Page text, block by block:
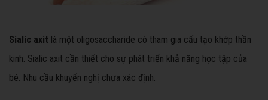
Sialic axit là một oligosaccharide có tham gia cấu tạo khớp thần
kinh. Sialic axit cần thiết cho sự phát triển khả năng học tập của
bé. Nhu cầu khuyến nghị chưa xác định.